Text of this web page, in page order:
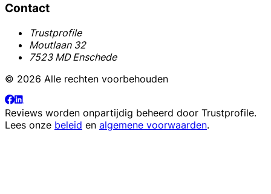
Contact
Trustprofile
Moutlaan 32
7523 MD Enschede
© 2026 Alle rechten voorbehouden
Reviews worden onpartijdig beheerd door Trustprofile.
Lees onze beleid en algemene voorwaarden.